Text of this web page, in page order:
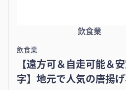
飲食業
飲食業
【遠方可＆自走可能＆
字】地元で人気の唐揚